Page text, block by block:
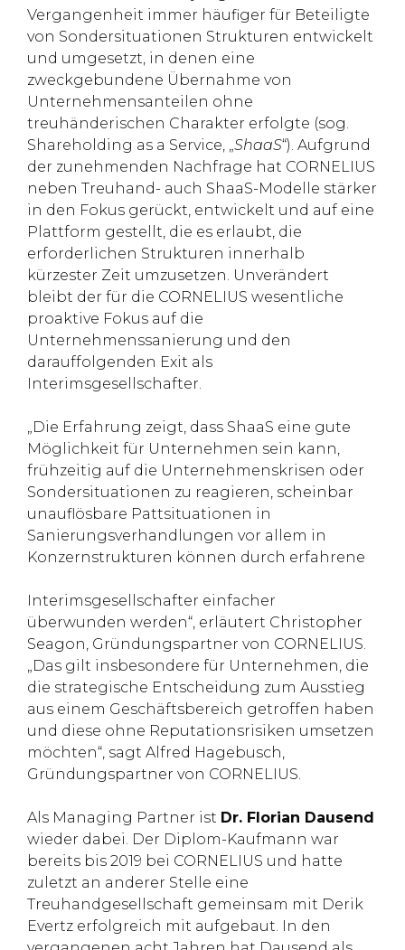
Vergangenheit immer häufiger für Beteiligte
von Sondersituationen Strukturen entwickelt
und umgesetzt, in denen eine
zweckgebundene Übernahme von
Unternehmensanteilen ohne
treuhänderischen Charakter erfolgte (sog.
Shareholding as a Service, „ShaaS“). Aufgrund
der zunehmenden Nachfrage hat CORNELIUS
neben Treuhand- auch ShaaS-Modelle stärker
in den Fokus gerückt, entwickelt und auf eine
Plattform gestellt, die es erlaubt, die
erforderlichen Strukturen innerhalb
kürzester Zeit umzusetzen. Unverändert
bleibt der für die CORNELIUS wesentliche
proaktive Fokus auf die
Unternehmenssanierung und den
darauffolgenden Exit als
Interimsgesellschafter.
„Die Erfahrung zeigt, dass ShaaS eine gute
Möglichkeit für Unternehmen sein kann,
frühzeitig auf die Unternehmenskrisen oder
Sondersituationen zu reagieren, scheinbar
unauflösbare Pattsituationen in
Sanierungsverhandlungen vor allem in
Konzernstrukturen können durch erfahrene
Interimsgesellschafter einfacher
überwunden werden“, erläutert Christopher
Seagon, Gründungspartner von CORNELIUS.
„Das gilt insbesondere für Unternehmen, die
die strategische Entscheidung zum Ausstieg
aus einem Geschäftsbereich getroffen haben
und diese ohne Reputationsrisiken umsetzen
möchten“, sagt Alfred Hagebusch,
Gründungspartner von CORNELIUS.
Als Managing Partner ist Dr. Florian Dausend
wieder dabei. Der Diplom-Kaufmann war
bereits bis 2019 bei CORNELIUS und hatte
zuletzt an anderer Stelle eine
Treuhandgesellschaft gemeinsam mit Derik
Evertz erfolgreich mit aufgebaut. In den